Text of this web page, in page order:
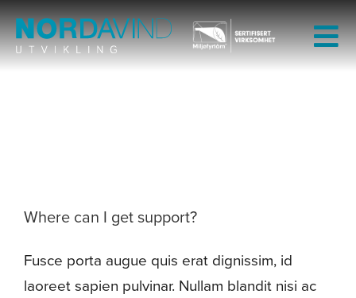
Skip
to
content
Tjenester
Prosjekter
Where can I get support?
Fusce porta augue quis erat dignissim, id
laoreet sapien pulvinar. Nullam blandit nisi ac